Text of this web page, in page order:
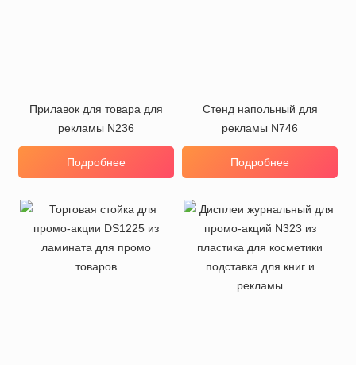
Прилавок для товара для
рекламы N236
Подробнее
Стенд напольный для
рекламы N746
Подробнее